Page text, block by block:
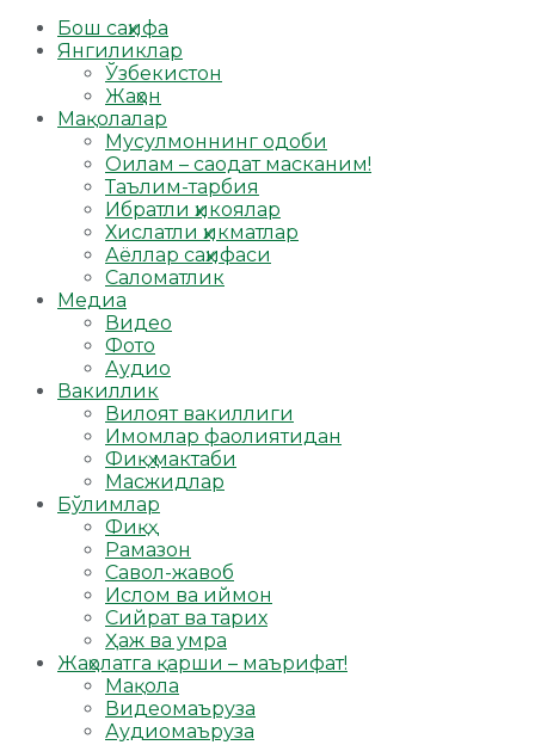
Бош саҳифа
Янгиликлар
Ўзбекистон
Жаҳон
Мақолалар
Мусулмоннинг одоби
Оилам – саодат масканим!
Таълим-тарбия
Ибратли ҳикоялар
Хислатли ҳикматлар
Аёллар саҳифаси
Саломатлик
Медиа
Видео
Фото
Аудио
Вакиллик
Вилоят вакиллиги
Имомлар фаолиятидан
Фиқҳ мактаби
Масжидлар
Бўлимлар
Фиқҳ
Рамазон
Савол-жавоб
Ислом ва иймон
Сийрат ва тарих
Ҳаж ва умра
Жаҳолатга қарши – маърифат!
Мақола
Видеомаъруза
Аудиомаъруза